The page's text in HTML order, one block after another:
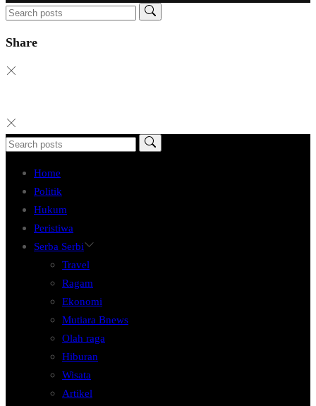
Share
Home
Politik
Hukum
Peristiwa
Serba Serbi
Travel
Ragam
Ekonomi
Mutiara Bnews
Olah raga
Hiburan
Wisata
Artikel